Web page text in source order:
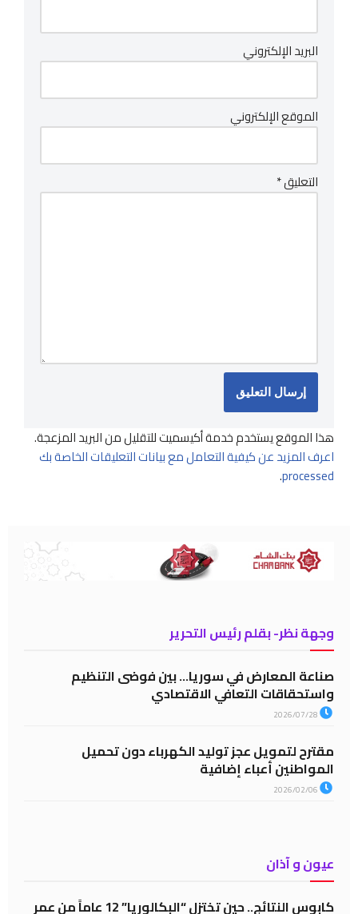
البريد الإلكتروني
الموقع الإلكتروني
التعليق*
هذا الموقع يستخدم خدمة أكيسميت للتقليل من البريد المزعجة.
اعرف المزيد عن كيفية التعامل مع بيانات التعليقات الخاصة بك
processed
.
وجهة نظر- بقلم رئيس التحرير
صناعة المعارض في سوريا… بين فوضى التنظيم
واستحقاقات التعافي الاقتصادي
مقترح لتمويل عجز توليد الكهرباء دون تحميل
المواطنين أعباء إضافية
عيون و آذان
كابوس النتائج.. حين تختزل “البكالوريا” 12 عاماً من عمر